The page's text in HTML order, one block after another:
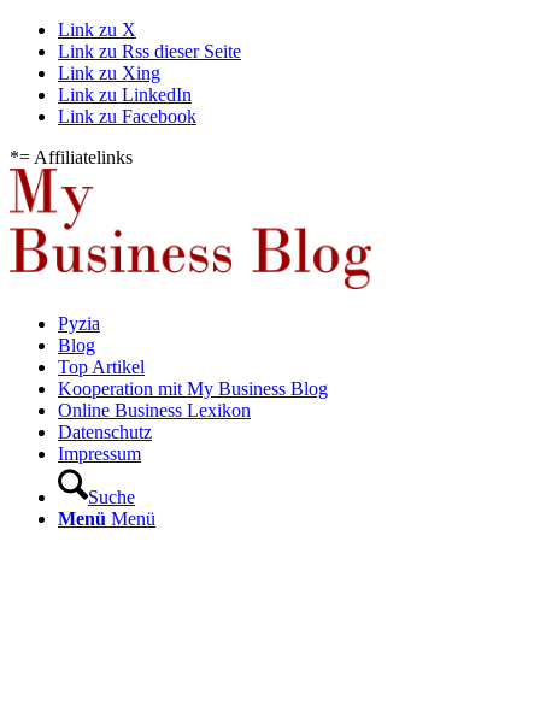
Link zu X
Link zu Rss dieser Seite
Link zu Xing
Link zu LinkedIn
Link zu Facebook
*= Affiliatelinks
Pyzia
Blog
Top Artikel
Kooperation mit My Business Blog
Online Business Lexikon
Datenschutz
Impressum
Suche
Menü Menü